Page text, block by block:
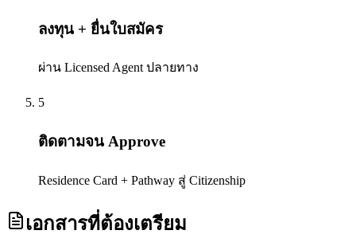
ลงทุน + ยื่นใบสมัคร
ผ่าน Licensed Agent ปลายทาง
5
ติดตามจน Approve
Residence Card + Pathway สู่ Citizenship
เอกสารที่ต้องเตรียม